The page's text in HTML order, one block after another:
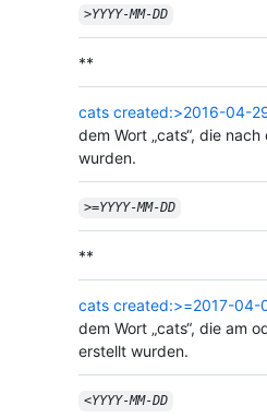
>YYYY-MM-DD
**
cats created:>2016-04-
dem Wort „cats“, die
wurden.
>=YYYY-MM-DD
**
cats created:>=2017-04-
dem Wort „cats“, die am
erstellt wurden.
<YYYY-MM-DD